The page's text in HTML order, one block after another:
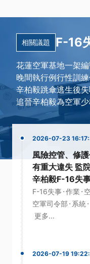
相關議題 F-16
花蓮空軍基地一架
晚間執行例行性訓
辛柏毅跳傘逃生後
追晉辛柏毅為空軍
2026-07-23
風險控管、修
有重大違失 監
辛柏毅F-16失
F-16失事·作業 ·
空軍司令部 · 系統·
更多...
2026-07-19